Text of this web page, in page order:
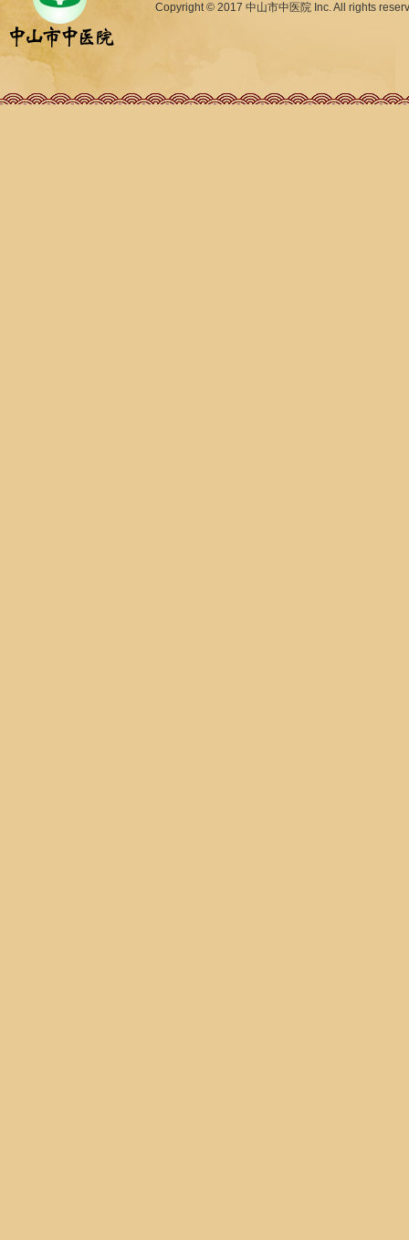
Copyright © 2017 中山市中医院 Inc. All rights